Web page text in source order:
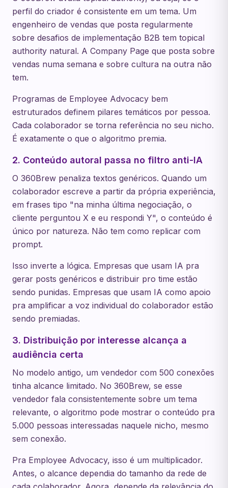
perfil do criador é consistente em um tema. Um
engenheiro de vendas que posta regularmente
sobre desafios de implementação B2B tem topical
authority natural. A Company Page que posta sobre
vendas numa semana e sobre cultura na outra não
tem.
Programas de Employee Advocacy bem
estruturados definem pilares temáticos por pessoa.
Cada colaborador se torna referência no seu nicho.
É exatamente o que o algoritmo premia.
2. Conteúdo autoral passa no filtro anti-IA
O 360Brew penaliza textos genéricos. Quando um
colaborador escreve a partir da própria experiência,
em frases tipo "na minha última negociação, o
cliente perguntou X e eu respondi Y", o conteúdo é
único por natureza. Não tem como replicar com
prompt.
Isso inverte a lógica. Empresas que usam IA pra
gerar posts genéricos e distribuir pro time estão
sendo punidas. Empresas que usam IA como apoio
pra amplificar a voz individual do colaborador estão
sendo premiadas.
3. Distribuição por interesse alcança a
audiência certa
No modelo antigo, um vendedor com 500 conexões
tinha alcance limitado. No 360Brew, se esse
vendedor fala consistentemente sobre um tema
relevante, o algoritmo pode mostrar o conteúdo pra
5.000 pessoas interessadas naquele nicho, mesmo
sem conexão.
Pra Employee Advocacy, isso é um multiplicador.
Antes, o alcance dependia do tamanho da rede de